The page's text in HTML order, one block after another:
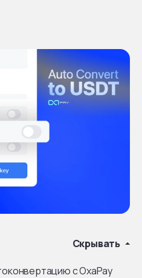
Скрывать
с OxaPay